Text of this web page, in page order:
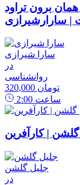
همان برون تراود
| سارارشیرازی
سارا شیرازی
در
روانشناسی
320,000 تومان
2:00 ساعت
| کارآفرین
جلیل گلشن
در